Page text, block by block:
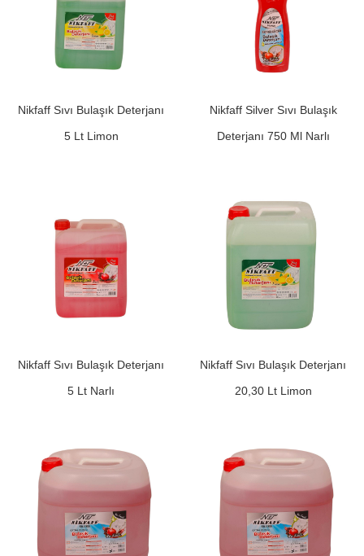
Nikfaff Sıvı Bulaşık Deterjanı
5 Lt Limon
Nikfaff Silver Sıvı Bulaşık
Deterjanı 750 Ml Narlı
Nikfaff Sıvı Bulaşık Deterjanı
5 Lt Narlı
Nikfaff Sıvı Bulaşık Deterjanı
20,30 Lt Limon